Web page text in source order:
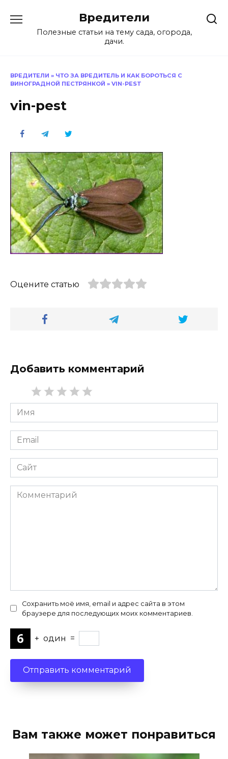
содержанию
Вредители
Полезные статьи на тему сада, огорода,
дачи.
ВРЕДИТЕЛИ » ЧТО ЗА ВРЕДИТЕЛЬ И КАК БОРОТЬСЯ С
ВИНОГРАДНОЙ ПЕСТРЯНКОЙ » VIN-PEST
vin-pest
Оцените статью
Добавить комментарий
Имя
*
Email
*
Сайт
Комментарий
Сохранить моё имя, email и адрес сайта в этом
браузере для последующих моих комментариев.
+ один =
Вам также может понравиться